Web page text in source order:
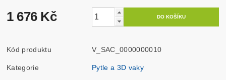
1 676 Kč
Kód produktu V_SAC_0000000010
Kategorie Pytle a 3D vaky